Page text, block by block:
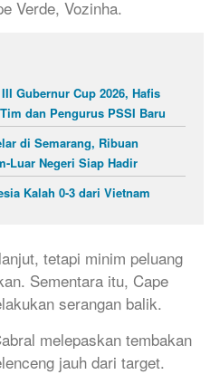
Verde, Vozinha.
Gubernur Cup 2026, Hafis
dan Pengurus PSSI Baru
di Semarang, Ribuan
Luar Negeri Siap Hadir
Kalah 0-3 dari Vietnam
tetapi minim peluang
Sementara itu, Cape
serangan balik.
melepaskan tembakan
jauh dari target.